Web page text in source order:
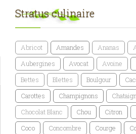
Stratus culinaire
Abricot Amandes Ananas
Aubergines
Avocat Avoine
Bettes
Blettes Boulgour
Carottes
Champignons
Chocolat Blanc
Chou Citron
Coco
Concombre Courge